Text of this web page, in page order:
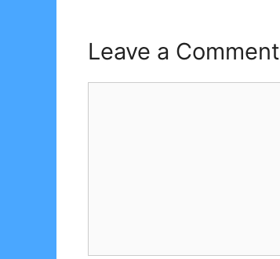
Leave a Comment